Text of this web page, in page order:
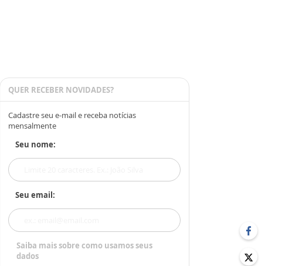
QUER RECEBER NOVIDADES?
Cadastre seu e-mail e receba notícias
mensalmente
Seu nome:
Seu email:
Saiba mais sobre como usamos seus
dados